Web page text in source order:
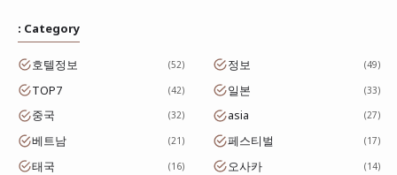
: Category
호텔정보 52 정보 49
TOP7 42 일본 33
중국 32 asia 27
베트남 21 페스티벌 17
태국 16 오사카 14